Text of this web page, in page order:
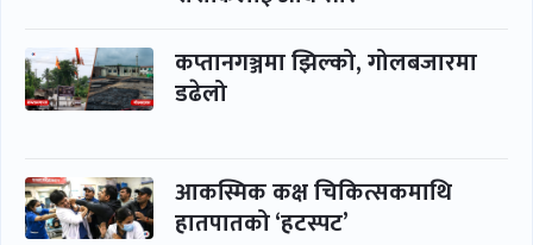
कप्तानगञ्जमा झिल्को, गोलबजारमा
डढेलो
आकस्मिक कक्ष चिकित्सकमाथि
हातपातको ‘हटस्पट’